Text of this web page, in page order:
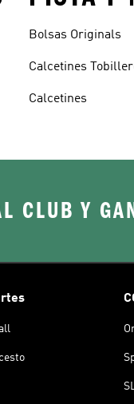
Bolsas Originals
Calcetines
Calcetines
CLUB Y